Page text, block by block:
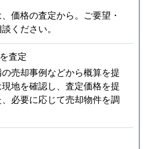
価格の査定から。ご要望・
ください。
査定
売却事例などから概算を提
地を確認し、査定価格を提
必要に応じて売却物件を調